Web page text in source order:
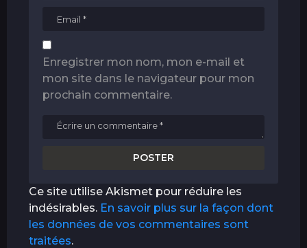
Enregistrer mon nom, mon e-mail et
mon site dans le navigateur pour mon
prochain commentaire.
Ce site utilise Akismet pour réduire les
indésirables. En savoir plus sur la façon dont
les données de vos commentaires sont
traitées.